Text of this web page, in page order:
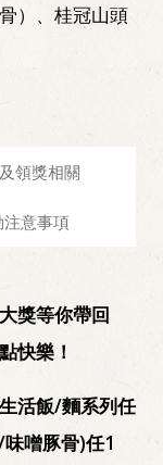
）、桂冠山頭
領獎相關
注意事項
獎等你帶回
快樂！
活飯/麵系列任
噌豚骨)任1